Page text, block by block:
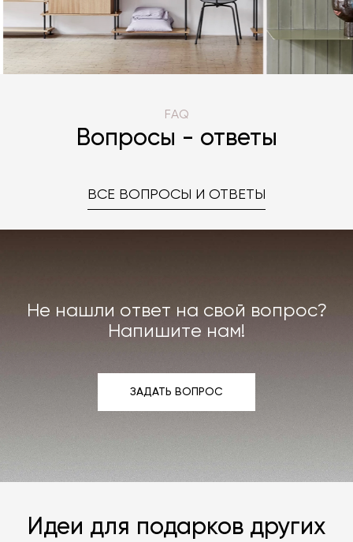
FAQ
Вопросы - ответы
ВСЕ ВОПРОСЫ И ОТВЕТЫ
Не нашли ответ на свой вопрос?
Напишите нам!
ЗАДАТЬ ВОПРОС
Идеи для подарков других